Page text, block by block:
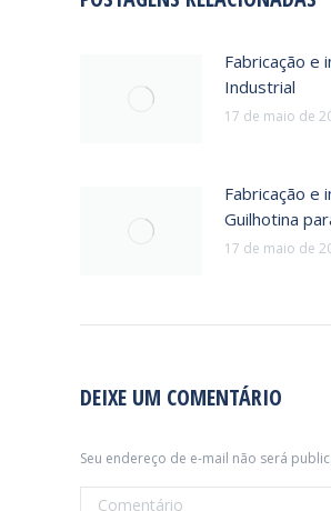
Fabricação e
Industrial
17 de maio de
Fabricação e
Guilhotina
17 de maio de
DEIXE UM COMENTÁRIO
Seu endereço de e-mail não será
Comentário